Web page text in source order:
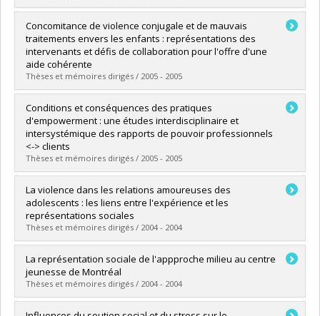
Diplômé(e) :Lévesque, Sylvie
Cycle :Doctorat
Diplôme obtenu :Ph. D.
Lien vers le document dans Papyrus
Concomitance de violence conjugale et de mauvais
traitements envers les enfants : représentations des
intervenants et défis de collaboration pour l'offre d'une
aide cohérente
Thèses et mémoires dirigés / 2005 - 2005
Diplômé(e) :Lessard, Geneviève
Cycle :Doctorat
Diplôme obtenu :Ph. D.
Lien vers le document dans Papyrus
Conditions et conséquences des pratiques
d'empowerment : une études interdisciplinaire et
intersystémique des rapports de pouvoir professionnels
<-> clients
Thèses et mémoires dirigés / 2005 - 2005
Diplômé(e) :Lemay, Louise
Cycle :Doctorat
Diplôme obtenu :Ph. D.
Lien vers le document dans Papyrus
La violence dans les relations amoureuses des
adolescents : les liens entre l'expérience et les
représentations sociales
Thèses et mémoires dirigés / 2004 - 2004
Diplômé(e) :Bibeau, Guy
Cycle :Maîtrise
Diplôme obtenu :M. Sc.
Lien vers le document dans Papyrus
La représentation sociale de l'appproche milieu au centre
jeunesse de Montréal
Thèses et mémoires dirigés / 2004 - 2004